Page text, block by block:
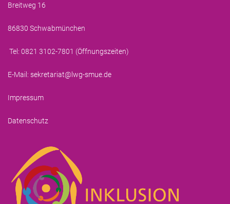
Breitweg 16
86830 Schwabmünchen
Tel: 0821 3102-7801 (Öffnungszeiten)
E-Mail: sekretariat@lwg-smue.de
Impressum
Datenschutz